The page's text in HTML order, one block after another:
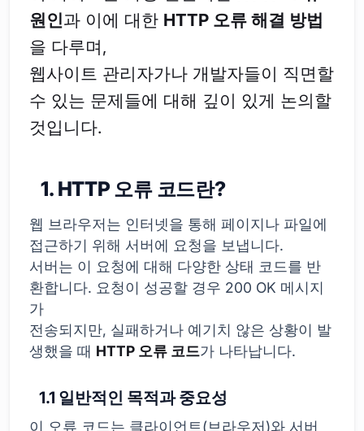
원인과 이에 대한 HTTP 오류 해결 방법
을 다루며,
웹사이트 관리자가나 개발자들이 직면할
수 있는 문제들에 대해 깊이 있게 논의할
것입니다.
1. HTTP 오류 코드란?
웹 브라우저는 인터넷을 통해 페이지나 파일에
접근하기 위해 서버에 요청을 보냅니다.
서버는 이 요청에 대해 다양한 상태 코드를 반
환합니다. 요청이 성공할 경우 200 OK 메시지
가
전송되지만, 실패하거나 예기치 않은 상황이 발
생했을 때 HTTP 오류 코드가 나타납니다.
1.1 일반적인 목적과 중요성
이 오류 코드는 클라이언트(브라우저)와 서버